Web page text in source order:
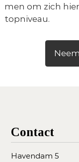
men om zich
topniveau.
Contact
Havendam 5